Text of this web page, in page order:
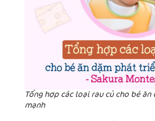
Tổng hợp các loại rau củ cho bé
mạnh